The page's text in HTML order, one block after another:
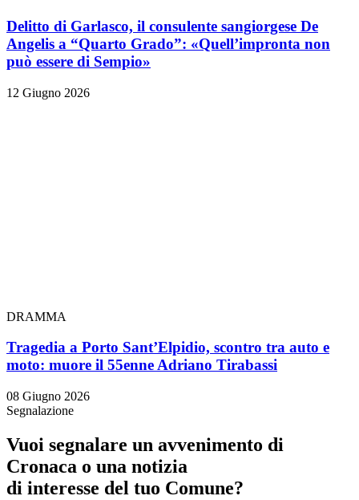
Delitto di Garlasco, il consulente sangiorgese De
Angelis a “Quarto Grado”: «Quell’impronta non
può essere di Sempio»
12 Giugno 2026
DRAMMA
Tragedia a Porto Sant’Elpidio, scontro tra auto e
moto: muore il 55enne Adriano Tirabassi
08 Giugno 2026
Segnalazione
Vuoi segnalare un avvenimento di
Cronaca o una notizia
di interesse del tuo Comune?